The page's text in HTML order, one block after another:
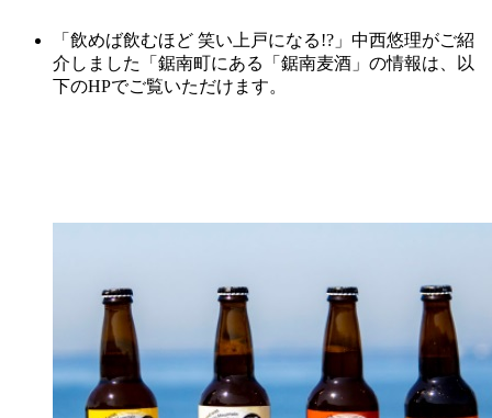
「飲めば飲むほど 笑い上戸になる!?」中西悠理がご紹
介しました「鋸南町にある「鋸南麦酒」の情報は、以
下のHPでご覧いただけます。